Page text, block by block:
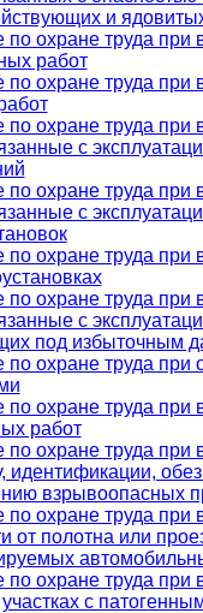
и
по охране труда при
работ
по охране труда при
по охране труда при
с
по охране труда при
с
по охране труда при
по охране труда при
с
под избыточным
по охране труда при
по охране труда при
работ
по охране труда при
идентификации,
взрывоопасных
по охране труда при
от полотна или
по охране труда при
с